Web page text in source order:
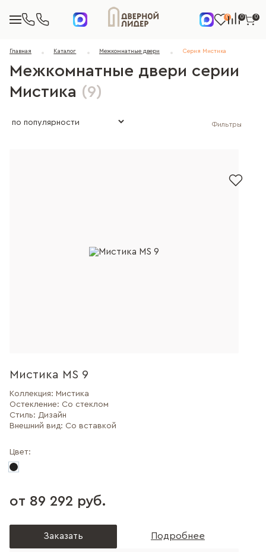
0 0 0
Главная Каталог Межкомнатные двери Серия Мистика
Межкомнатные двери серии
Мистика (9)
Фильтры
Мистика MS 9
Коллекция: Мистика
Остекление: Со стеклом
Стиль: Дизайн
Внешний вид: Со вставкой
Цвет:
от 89 292 руб.
Заказать Подробнее